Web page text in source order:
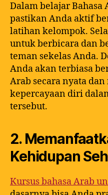
Dalam belajar
pastikan Anda aktif
latihan kelompok.
untuk berbicara dan
teman sekelas Anda.
Anda akan terbiasa
Arab secara nyata
kepercayaan diri
tersebut.
2.
Kehidupan
Kursus bahasa Arab